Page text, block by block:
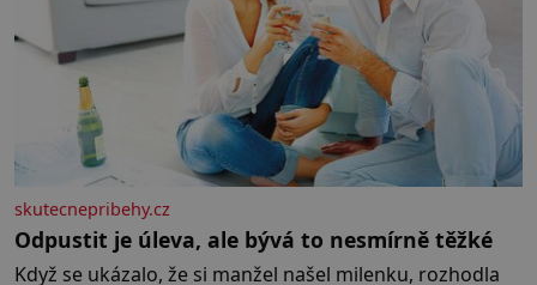
skutecnepribehy.cz
Odpustit je úleva, ale bývá to nesmírně těžké
Když se ukázalo, že si manžel našel milenku, rozhodla